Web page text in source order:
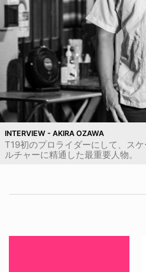
INTERVIEW - AKIRA OZAWA
T19初のプロライダーにして、ス
ルチャーに精通した最重要人物。